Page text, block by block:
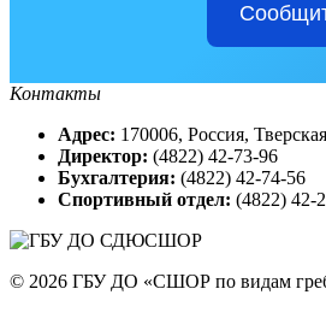
Контакты
Адрес: 170006, Россия,
Директор: (4822) 42-73-96
Бухгалтерия: (4822) 42-74-56
Спортивный отдел: (4822) 42-
© 2026 ГБУ ДО «СШОР по видам